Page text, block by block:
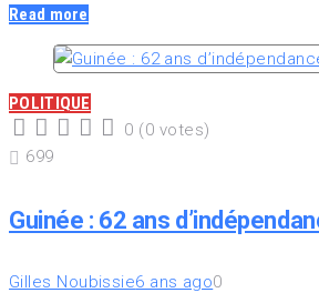
Read more
POLITIQUE
2
1
0 (0 votes)
699
Guinée : 62 ans
Gilles Noubissie6 ans ago0